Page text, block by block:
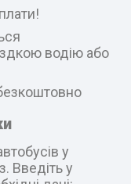
водію або
у
Введіть у